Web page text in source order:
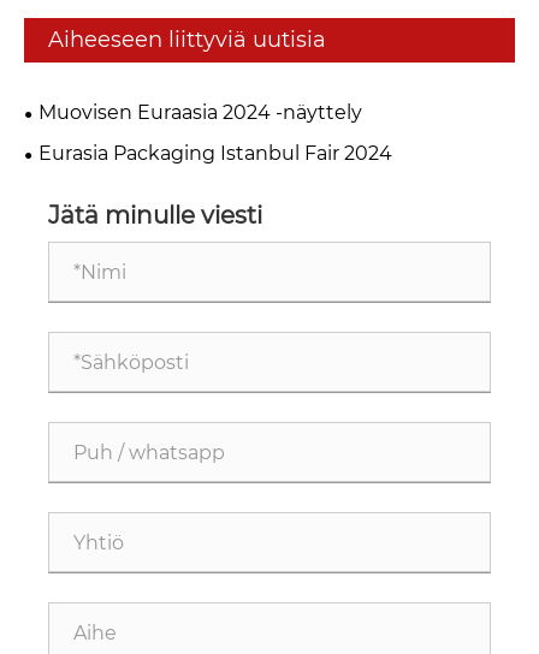
Aiheeseen liittyviä uutisia
Muovisen Euraasia 2024 -näyttely
Eurasia Packaging Istanbul Fair 2024
Jätä minulle viesti